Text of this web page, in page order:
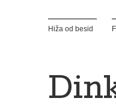
Hiža od besid